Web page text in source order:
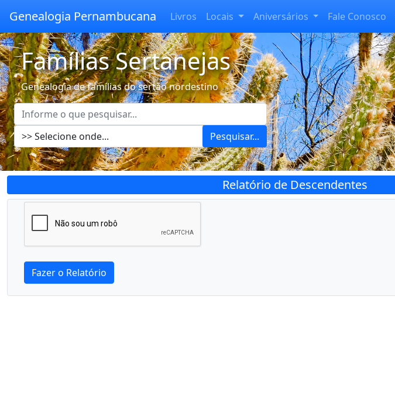
Genealogia Pernambucana Livros Locais Aniversários Fale Conosco
Famílias Sertanejas
Genealogia de famílias do sertão nordestino
Pesquisar...
Relatório de Descendentes